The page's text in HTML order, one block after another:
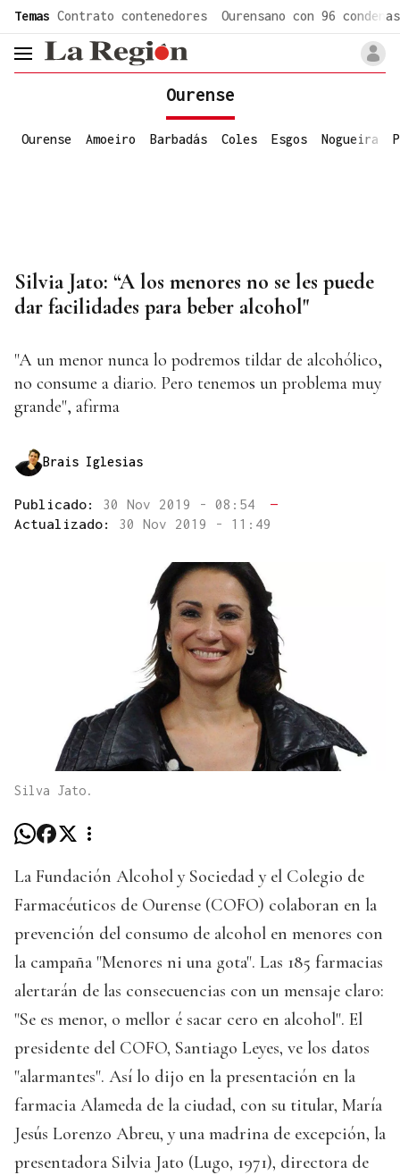
Temas Contrato contenedores Ourensano con 96 condenas
header.menu.open
Ourense
Ourense Amoeiro Barbadás Coles Esgos Nogueira
Silvia Jato: “A los menores no se les puede
dar facilidades para beber alcohol"
"A un menor nunca lo podremos tildar de alcohólico,
no consume a diario. Pero tenemos un problema muy
grande", afirma
Brais Iglesias
Publicado: 30 Nov 2019 - 08:54
—
Actualizado: 30 Nov 2019 - 11:49
Silva Jato.
La Fundación Alcohol y Sociedad y el Colegio de
Farmacéuticos de Ourense (COFO) colaboran en la
prevención del consumo de alcohol en menores con
la campaña "Menores ni una gota". Las 185 farmacias
alertarán de las consecuencias con un mensaje claro:
"Se es menor, o mellor é sacar cero en alcohol". El
presidente del COFO, Santiago Leyes, ve los datos
"alarmantes". Así lo dijo en la presentación en la
farmacia Alameda de la ciudad, con su titular, María
Jesús Lorenzo Abreu, y una madrina de excepción, la
presentadora Silvia Jato (Lugo, 1971), directora de